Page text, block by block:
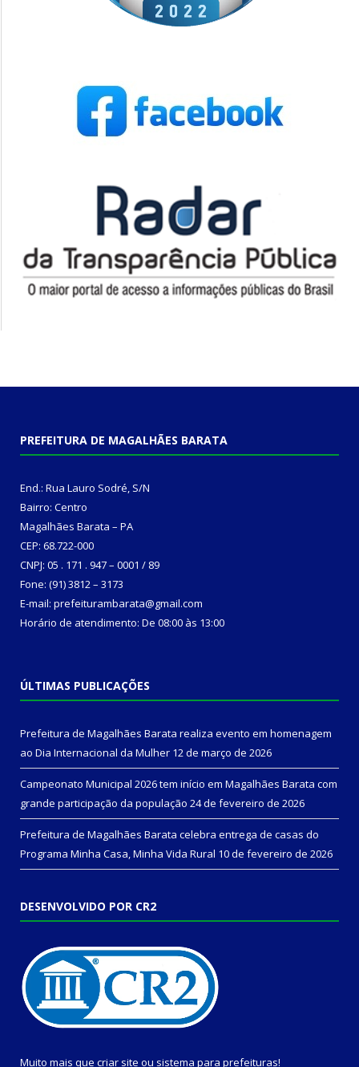
PREFEITURA DE MAGALHÃES BARATA
End.: Rua Lauro Sodré, S/N
Bairro: Centro
Magalhães Barata – PA
CEP: 68.722-000
CNPJ: 05 . 171 . 947 – 0001 / 89
Fone: (91) 3812 – 3173
E-mail: prefeiturambarata@gmail.com
Horário de atendimento: De 08:00 às 13:00
ÚLTIMAS PUBLICAÇÕES
Prefeitura de Magalhães Barata realiza evento em homenagem
ao Dia Internacional da Mulher 12 de março de 2026
Campeonato Municipal 2026 tem início em Magalhães Barata com
grande participação da população 24 de fevereiro de 2026
Prefeitura de Magalhães Barata celebra entrega de casas do
Programa Minha Casa, Minha Vida Rural 10 de fevereiro de 2026
DESENVOLVIDO POR CR2
Muito mais que criar site ou sistema para prefeituras!